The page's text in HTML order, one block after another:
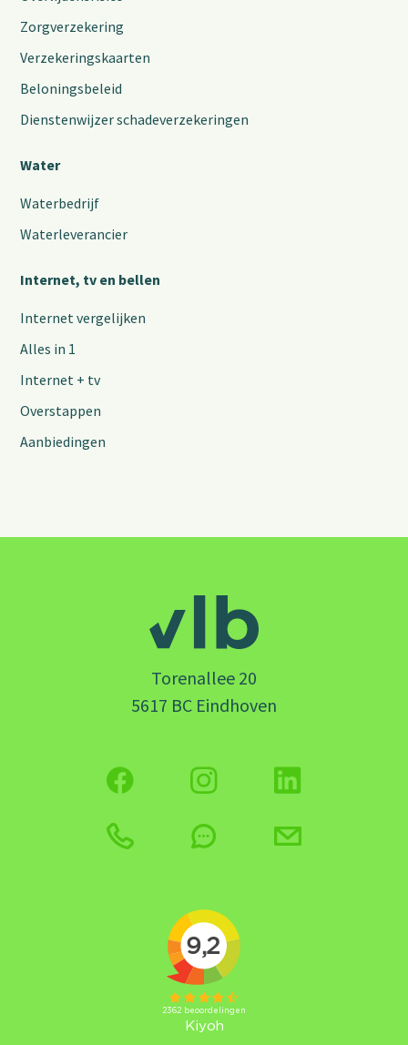
Zorgverzekering
Verzekeringskaarten
Beloningsbeleid
Dienstenwijzer schadeverzekeringen
Water
Waterbedrijf
Waterleverancier
Internet, tv en bellen
Internet vergelijken
Alles in 1
Internet + tv
Overstappen
Aanbiedingen
Torenallee 20
5617 BC Eindhoven